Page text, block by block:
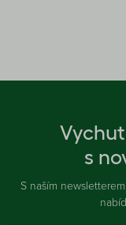
s
S naším